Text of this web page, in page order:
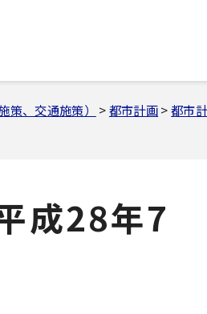
策、交通施策） >都市計画>都市
成28年7